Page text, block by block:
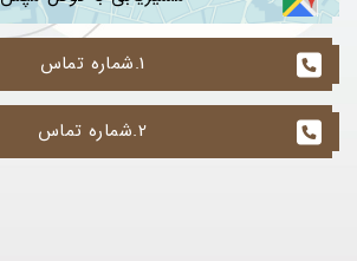
1.شماره تماس
2.شماره تماس